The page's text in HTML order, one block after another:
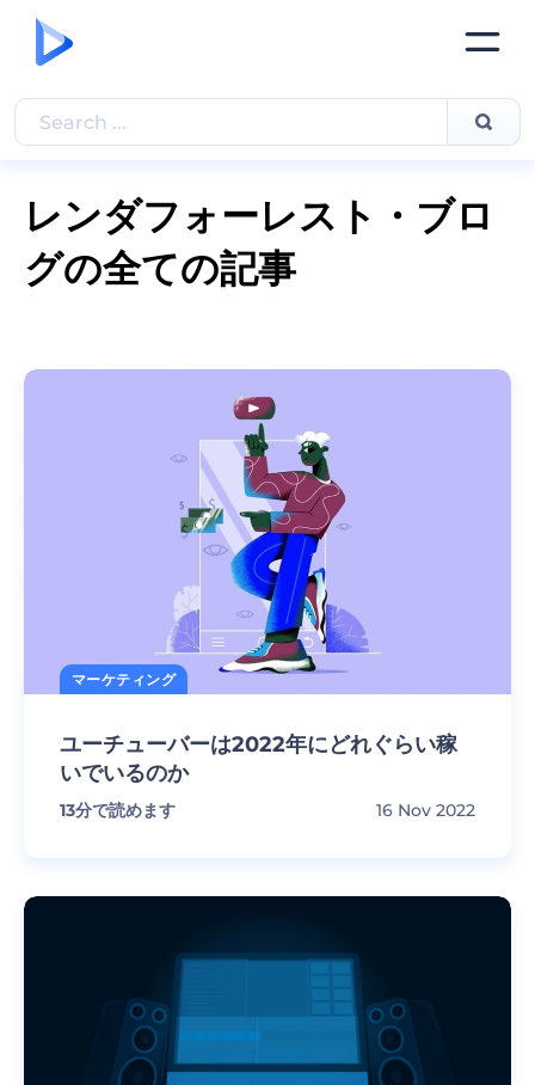
レンダフォーレスト・ブロ
グの全ての記事
マーケティング
ユーチューバーは2022年にどれぐらい稼
いでいるのか
13分で読めます 16 Nov 2022